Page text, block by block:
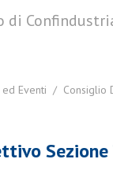
di
Eventi / Consiglio